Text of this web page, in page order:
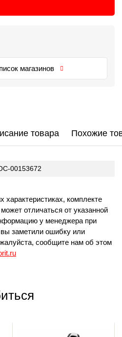
магазинов
товара Похожие
00153672
характеристиках, комплекте
отличаться от указанной
у менеджера при
заметили ошибку или
сообщите нам об этом